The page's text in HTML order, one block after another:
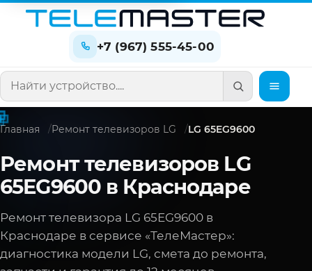
+7 (967) 555-45-00
Поиск по сайту
Главная Ремонт телевизоров LG LG 65EG9600
Ремонт телевизоров LG
65EG9600 в Краснодаре
Ремонт телевизора LG 65EG9600 в
Краснодаре в сервисе «ТелеМастер»:
диагностика модели LG, смета до ремонта,